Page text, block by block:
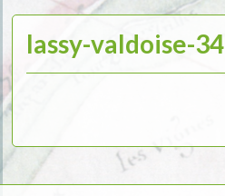
lassy-valdoise-34